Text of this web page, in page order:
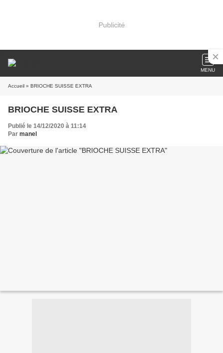
Publicité
MENU
Accueil » BRIOCHE SUISSE EXTRA
BRIOCHE SUISSE EXTRA
Publié le 14/12/2020 à 11:14
Par manel